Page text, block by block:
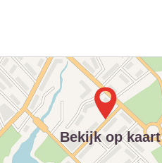
Bekijk op kaart